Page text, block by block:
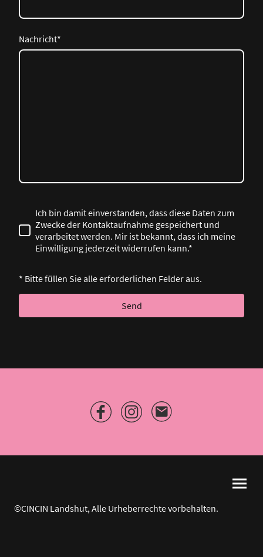
Nachricht*
Ich bin damit einverstanden, dass diese Daten zum
Zwecke der Kontaktaufnahme gespeichert und
verarbeitet werden. Mir ist bekannt, dass ich meine
Einwilligung jederzeit widerrufen kann.*
* Bitte füllen Sie alle erforderlichen Felder aus.
Send
©CINCIN Landshut, Alle Urheberrechte vorbehalten.